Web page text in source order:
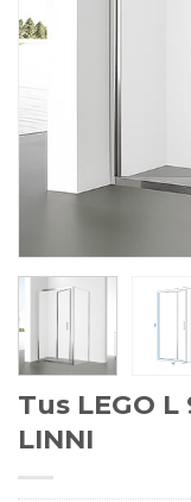
Tus LEGO L
LINNI